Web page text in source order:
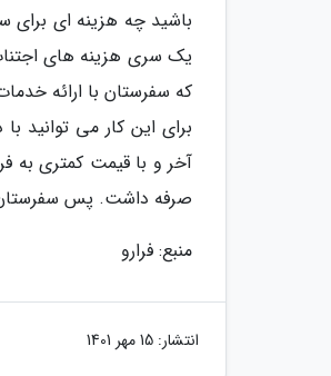
باشید چه هزینه ای برای
یک سری هزینه های
که سفرستان با ارائه
برای این کار می توانید
آخر و با قیمت کمتری به
صرفه داشت. پس سفرستان
منبع: فرارو
انتشار: 15 مهر 1401